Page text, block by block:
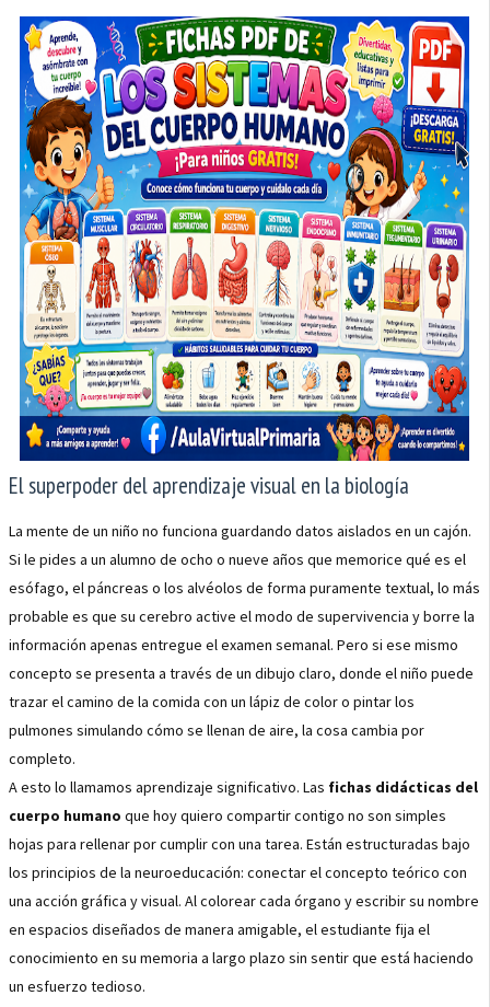
El superpoder del aprendizaje visual en la biología
La mente de un niño no funciona guardando datos aislados en un cajón.
Si le pides a un alumno de ocho o nueve años que memorice qué es el
esófago, el páncreas o los alvéolos de forma puramente textual, lo más
probable es que su cerebro active el modo de supervivencia y borre la
información apenas entregue el examen semanal. Pero si ese mismo
concepto se presenta a través de un dibujo claro, donde el niño puede
trazar el camino de la comida con un lápiz de color o pintar los
pulmones simulando cómo se llenan de aire, la cosa cambia por
completo.
A esto lo llamamos aprendizaje significativo. Las fichas didácticas del
cuerpo humano que hoy quiero compartir contigo no son simples
hojas para rellenar por cumplir con una tarea. Están estructuradas bajo
los principios de la neuroeducación: conectar el concepto teórico con
una acción gráfica y visual. Al colorear cada órgano y escribir su nombre
en espacios diseñados de manera amigable, el estudiante fija el
conocimiento en su memoria a largo plazo sin sentir que está haciendo
un esfuerzo tedioso.